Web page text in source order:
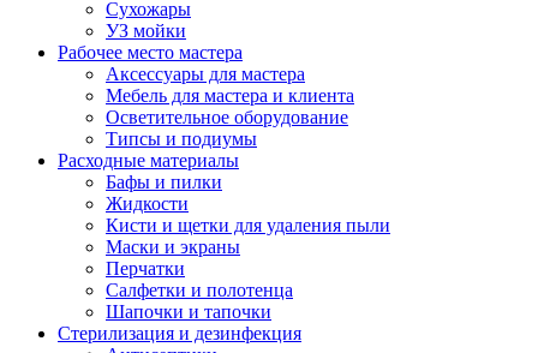
Сухожары
УЗ мойки
Рабочее место мастера
Аксессуары для мастера
Мебель для мастера и клиента
Осветительное оборудование
Типсы и подиумы
Расходные материалы
Бафы и пилки
Жидкости
Кисти и щетки для удаления пыли
Маски и экраны
Перчатки
Салфетки и полотенца
Шапочки и тапочки
Стерилизация и дезинфекция